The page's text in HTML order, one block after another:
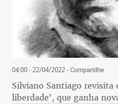
04:00 - 22/04/2022- Compartilhe
Silviano Santiago revisita
liberdade', que ganha